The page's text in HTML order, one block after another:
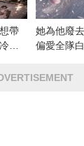
帶
漠
她為他廢
偏愛全隊